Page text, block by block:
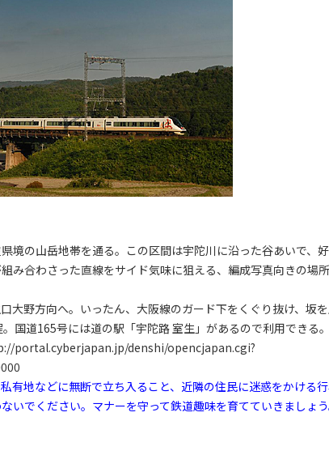
境の山岳地帯を通る。この区間は宇陀川に沿った谷あいで、
み合わさった直線をサイド気味に狙える、編成写真向きの場所
大野方向へ。いったん、大阪線のガード下をくぐり抜け、坂
国道165号には道の駅「宇陀路 室生」があるので利用できる。
portal.cyberjapan.jp/denshi/opencjapan.cgi?
有地などに無断で立ち入ること、近隣の住民に迷惑をかける
いでください。マナーを守って鉄道趣味を育てていきましょう